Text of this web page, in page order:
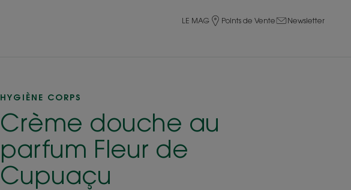
LE MAG Points de Vente Newsletter
HYGIÈNE CORPS
Crème douche au
parfum Fleur de
Cupuaçu